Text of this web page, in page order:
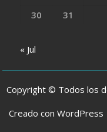
30
31
« Jul
Copyright © Todos los
Creado con WordPress